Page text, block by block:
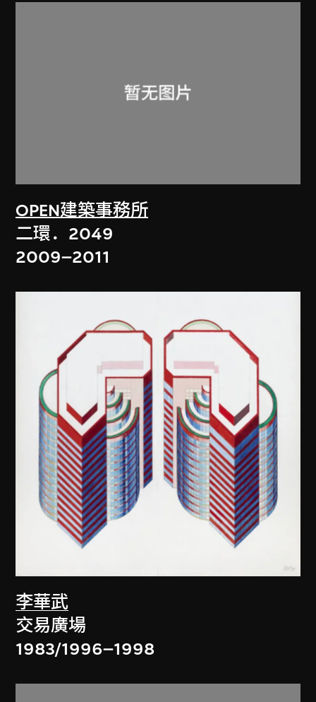
OPEN建築事務所
二環．2049
2009–2011
李華武
交易廣場
1983/1996–1998